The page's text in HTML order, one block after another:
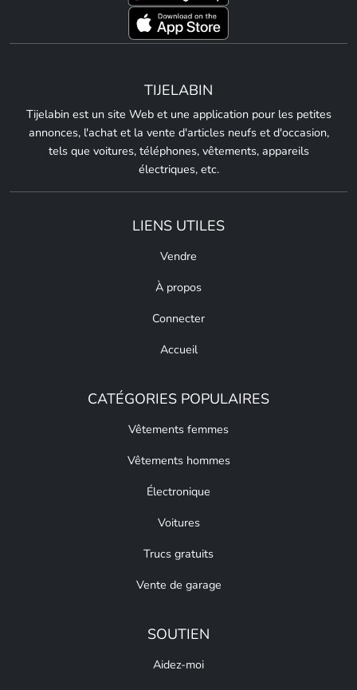
TIJELABIN
Tijelabin est un site Web et une application pour les petites
annonces, l'achat et la vente d'articles neufs et d'occasion,
tels que voitures, téléphones, vêtements, appareils
électriques, etc.
LIENS UTILES
Vendre
À propos
Connecter
Accueil
CATÉGORIES POPULAIRES
Vêtements femmes
Vêtements hommes
Électronique
Voitures
Trucs gratuits
Vente de garage
SOUTIEN
Aidez-moi